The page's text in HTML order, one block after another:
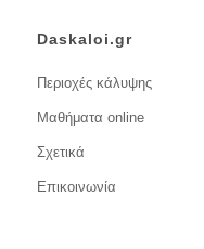
Daskaloi.gr
Περιοχές κάλυψης
Μαθήματα online
Σχετικά
Επικοινωνία